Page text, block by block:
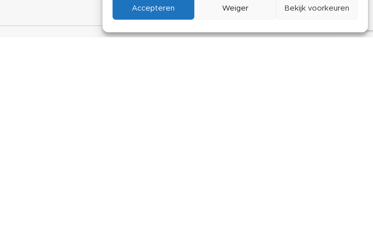
Accepteren Weiger Bekijk voorkeuren